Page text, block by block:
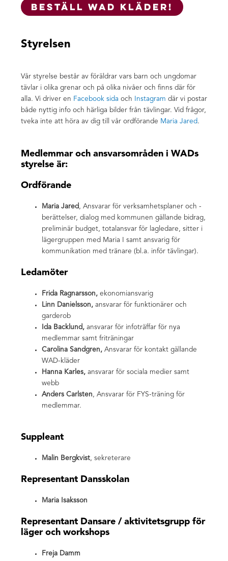
BESTÄLL WAD KLÄDER!
Styrelsen
Vår styrelse består av föräldrar vars barn och ungdomar
tävlar i olika grenar och på olika nivåer och finns där för
alla. Vi driver en Facebook sida och Instagram där vi postar
både nyttig info och härliga bilder från tävlingar. Vid frågor,
tveka inte att höra av dig till vår ordförande Maria Jared.
Medlemmar och ansvarsområden i WADs
styrelse är:
Ordförande
Maria Jared , Ansvarar för verksamhetsplaner och -
berättelser, dialog med kommunen gällande bidrag,
preliminär budget, totalansvar för lagledare, sitter i
lägergruppen med Maria I samt ansvarig för
kommunikation med tränare (bl.a. inför tävlingar).
Ledamöter
Frida Ragnarsson, ekonomiansvarig
Linn Danielsson,ansvarar för funktionärer och
garderob
Ida Backlund, ansvarar för infoträffar för nya
medlemmar samt friträningar
Carolina Sandgren, Ansvarar för kontakt gällande
WAD-kläder
Hanna Karles, ansvarar för sociala medier samt
webb
Anders Carlsten , Ansvarar för FYS-träning för
medlemmar.
Suppleant
Malin Bergkvist, sekreterare
Representant Dansskolan
Maria Isaksson
Representant Dansare / aktivitetsgrupp för
läger och workshops
Freja Damm